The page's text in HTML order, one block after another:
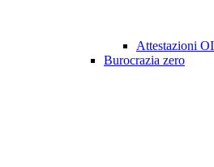
Attestazioni
Burocrazia zero